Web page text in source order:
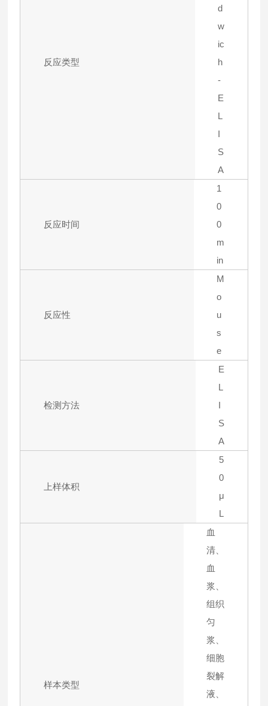
反应类型
d
w
ic
h
-
E
L
I
S
A
反应时间
1
0
0
m
in
反应性
M
o
u
s
e
检测方法
E
L
I
S
A
上样体积
5
0
μ
L
样本类型
血
清、
血
浆、
组织
匀
浆、
细胞
裂解
液、